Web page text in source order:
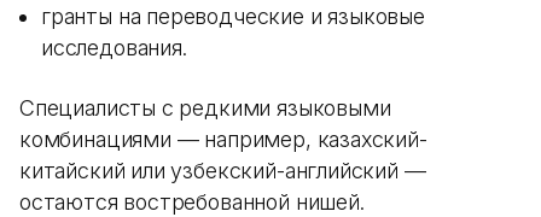
гранты на переводческие и языковые
исследования.
Специалисты с редкими языковыми
комбинациями — например, казахский-
китайский или узбекский-английский —
остаются востребованной нишей.